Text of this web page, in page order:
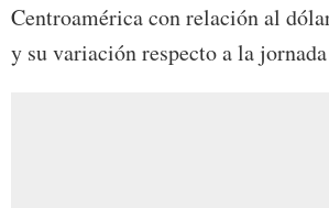
Centroamérica con relación al
y su variación respecto a la